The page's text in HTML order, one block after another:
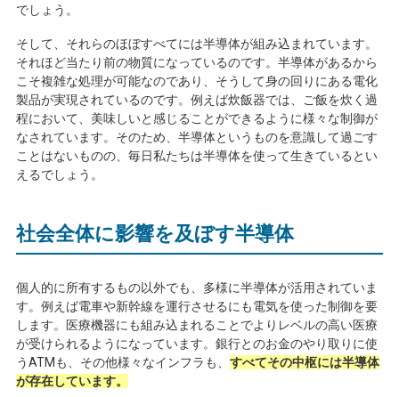
でしょう。
そして、それらのほぼすべてには半導体が組み込まれています。
それほど当たり前の物質になっているのです。半導体があるから
こそ複雑な処理が可能なのであり、そうして身の回りにある電化
製品が実現されているのです。例えば炊飯器では、ご飯を炊く過
程において、美味しいと感じることができるように様々な制御が
なされています。そのため、半導体というものを意識して過ごす
ことはないものの、毎日私たちは半導体を使って生きているとい
えるでしょう。
社会全体に影響を及ぼす半導体
個人的に所有するもの以外でも、多様に半導体が活用されていま
す。例えば電車や新幹線を運行させるにも電気を使った制御を要
します。医療機器にも組み込まれることでよりレベルの高い医療
が受けられるようになっています。銀行とのお金のやり取りに使
うATM も、その他様々なインフラも、 すべてその中枢には半導体
が存在しています。